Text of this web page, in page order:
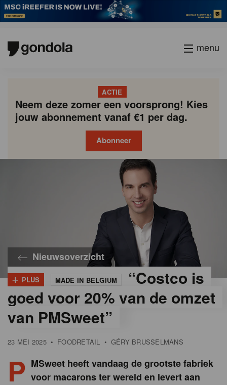
menu
ACTIE
Neem deze zomer een voorsprong! Kies
jouw abonnement vanaf €1 per dag.
Abonneer
Nieuwsoverzicht
+ PLUS MADE IN BELGIUM
“Costco is
goed voor 20% van de omzet
van PMSweet”
23 MEI 2025 • FOODRETAIL • GÉRY BRUSSELMANS
PMSweet
P MSweet heeft vandaag de grootste fabriek
voor macarons ter wereld en levert aan